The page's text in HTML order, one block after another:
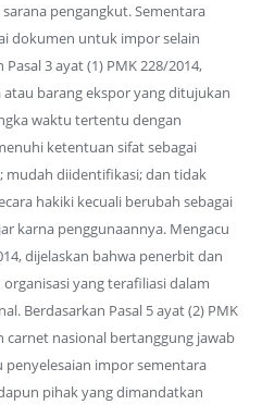
pengangkut. Sementara
dokumen untuk impor selain
3 ayat (1) PMK 228/2014,
barang ekspor yang ditujukan
waktu tertentu dengan
ketentuan sifat sebagai
mudah diidentifikasi; dan tidak
hakiki kecuali berubah sebagai
karna penggunaannya. Mengacu
dijelaskan bahwa penerbit dan
yang terafiliasi dalam
Berdasarkan Pasal 5 ayat (2) PMK
carnet nasional bertanggung jawab
impor sementara
pihak yang dimandatkan